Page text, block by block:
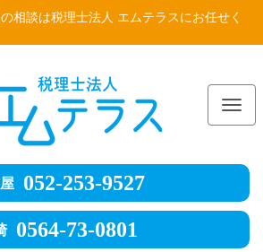
相談は税理士法人 エムテラスにお任せく
052-253-9527
0564-73-0801